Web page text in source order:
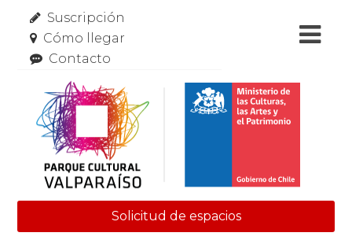
Suscripción
Cómo llegar
Contacto
Solicitud de espacios